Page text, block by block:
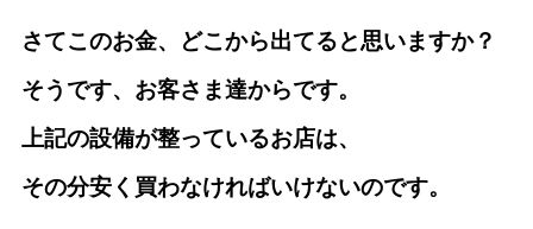
さてこのお金、どこから出てると思いますか？
そうです、お客さま達からです。
上記の設備が整っているお店は、
その分安く買わなければいけないのです。